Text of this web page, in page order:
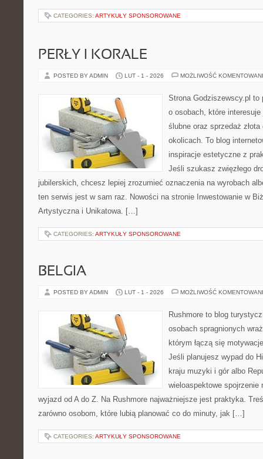
CATEGORIES: ARTYKUŁY SPONSOROWANE
PERŁY I KORALE
POSTED BY ADMIN LUT - 1 - 2026 MOŻLIWOŚĆ
Strona Godziszewscy.pl to
o osobach, które
ślubne oraz sprzedaż
okolicach. To blog
inspiracje estetyczne z
Jeśli szukasz zwięzłego
jubilerskich, chcesz lepiej zrozumieć oznaczenia na wyrobach
ten serwis jest w sam raz. Nowości na stronie Inwestowanie w
Artystyczna i Unikatowa. […]
CATEGORIES: ARTYKUŁY SPONSOROWANE
BELGIA
POSTED BY ADMIN LUT - 1 - 2026 MOŻLIWOŚĆ
Rushmore to blog
osobach spragnionych
którym łączą się
Jeśli planujesz wypad do
kraju muzyki i gór albo
wieloaspektowe spojrzenie
wyjazd od A do Z. Na Rushmore najważniejsze jest praktyka.
zarówno osobom, które lubią planować co do minuty, jak […]
CATEGORIES: ARTYKUŁY SPONSOROWANE